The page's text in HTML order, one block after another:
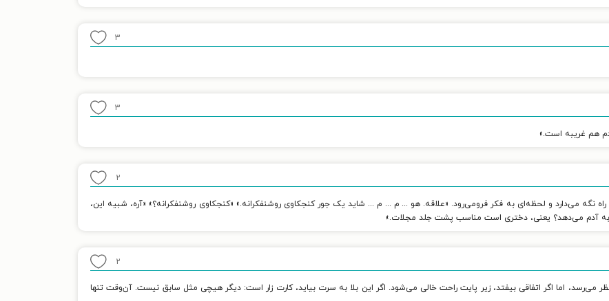
۳
۳
هم غریبه است.»
۲
نگه می‌دارد و لحظه‌ای به فکر فرومی‌رود. «علاقه. هو ... م ... م ... شاید یک جور کنجکاوی روشنفکرانه.» «کنجکاوی روشنفکرانه؟» «آره، شبیه این،
به آدم می‌دهد؟ یعنی، دختری است مناسب پشت جلد مجلات.»
۲
می‌رسد، اما اگر اتفاقی بیفتد، زیر پایت راحت خالی می‌شود. اگر این بلا به سرت بیاید، کارت زار است: دیگر هیچی مثل سابق نیست. آن‌وقت تنها